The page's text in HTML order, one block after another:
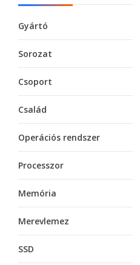
Gyártó
Sorozat
Csoport
Család
Operációs rendszer
Processzor
Memória
Merevlemez
SSD